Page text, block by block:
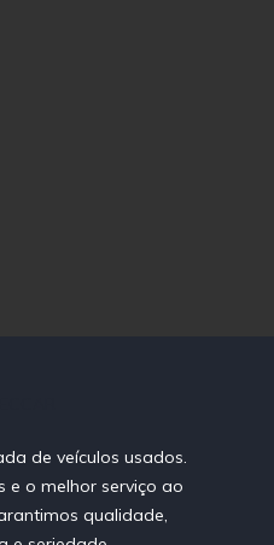
de veículos usados.
e o melhor serviço ao
qualidade,